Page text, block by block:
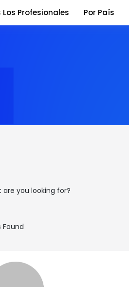
Los Profesionales Por País
are you looking for?
Found